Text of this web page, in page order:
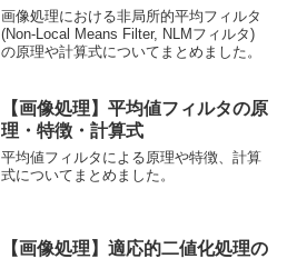
画像処理における非局所的平均フィルタ
(Non-Local Means Filter, NLMフィルタ)
の原理や計算式についてまとめました。
【画像処理】平均値フィルタの原
理・特徴・計算式
平均値フィルタによる原理や特徴、計算
式についてまとめました。
【画像処理】適応的二値化処理の